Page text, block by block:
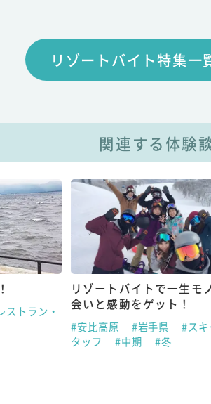
リゾートバイト特集一
関連する体験
ストラン・
リゾートバイトで一生モ
会いと感動をゲット！
#安比高原 #岩手県
#スキ
タッフ
#中期 #冬